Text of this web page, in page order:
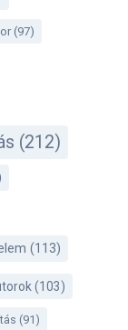
(97)
(212)
(113)
(103)
(91)